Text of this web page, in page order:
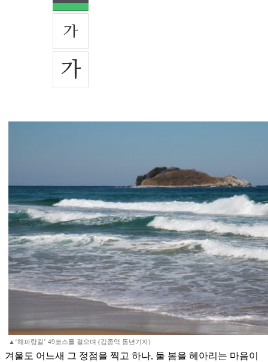
▲‘해파랑길’ 49코스를 걸으며 (김종억 동년기자)
겨울도 어느새 그 정점을 찍고 하나, 둘 봄을 헤아리는 마음이